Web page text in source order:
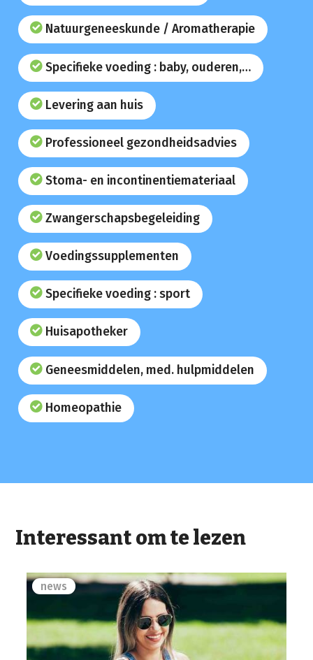
Natuurgeneeskunde / Aromatherapie
Specifieke voeding : baby, ouderen,…
Levering aan huis
Professioneel gezondheidsadvies
Stoma- en incontinentiemateriaal
Zwangerschapsbegeleiding
Voedingssupplementen
Specifieke voeding : sport
Huisapotheker
Geneesmiddelen, med. hulpmiddelen
Homeopathie
Interessant om te lezen
news